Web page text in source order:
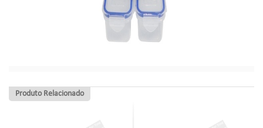
Produto Relacionado